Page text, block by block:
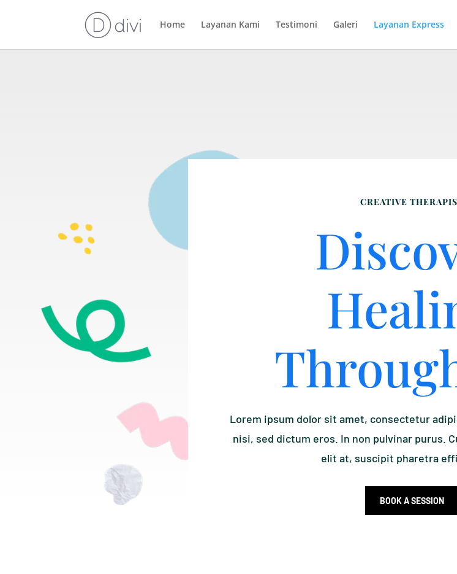
Home Layanan Kami Testimoni Galeri Layanan Express
CREATIVE
Lorem ipsum dolor sit amet, consectetur
nisi, sed dictum eros. In non pulvinar purus.
elit at, suscipit pharetra
BOOK A SESSION